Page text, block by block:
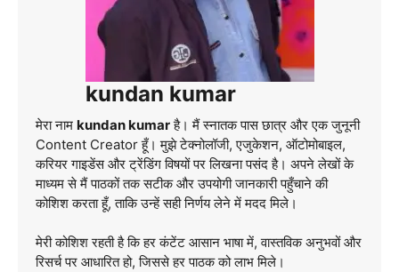
kundan kumar
मेरा नाम kundan kumarहै। मैं स्नातक पास छात्र और एक जुनूनी
Content Creator हूँ। मुझे टेक्नोलॉजी, एजुकेशन, ऑटोमोबाइल,
करियर गाइडेंस और ट्रेंडिंग विषयों पर लिखना पसंद है। अपने लेखों के
माध्यम से मैं पाठकों तक सटीक और उपयोगी जानकारी पहुँचाने की
कोशिश करता हूँ, ताकि उन्हें सही निर्णय लेने में मदद मिले।
मेरी कोशिश रहती है कि हर कंटेंट आसान भाषा में, वास्तविक अनुभवों और
रिसर्च पर आधारित हो, जिससे हर पाठक को लाभ मिले।